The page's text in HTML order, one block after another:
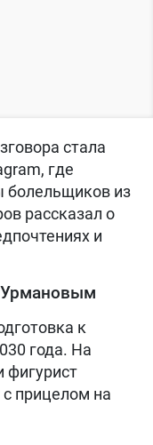
стала
где
болельщиков из
рассказал о
и
Урмановым
к
года. На
фигурист
прицелом на